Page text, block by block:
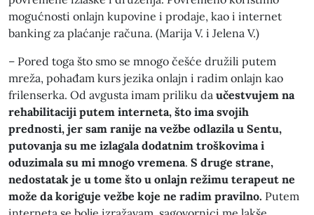
mogućnosti onlajn kupovine i prodaje, kao i internet
banking za plaćanje računa. (Marija V. i Jelena V.)
– Pored toga što smo se mnogo češće družili putem
mreža, pohađam kurs jezika onlajn i radim onlajn kao
frilenserka. Od avgusta imam priliku da učestvujem na
rehabilitaciji putem interneta, što ima svojih
prednosti, jer sam ranije na vežbe odlazila u Sentu,
putovanja su me izlagala dodatnim troškovima i
oduzimala su mi mnogo vremena. S druge strane,
nedostatak je u tome što u onlajn režimu terapeut ne
može da koriguje vežbe koje ne radim pravilno. Putem